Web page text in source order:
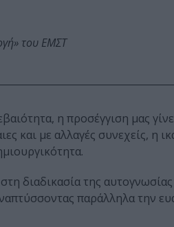
του ΕΜΣΤ
η προσέγγιση μας
και με αλλαγές συνεχείς, η
διαδικασία της
παράλληλα την